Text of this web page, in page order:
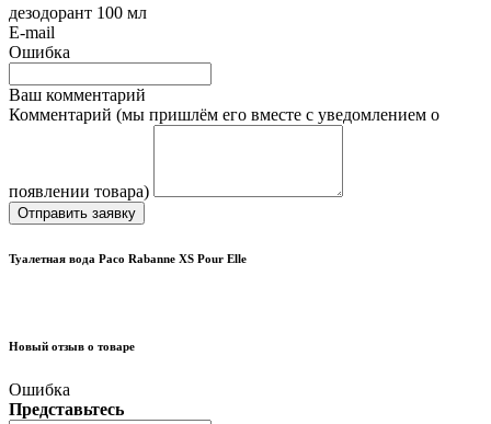
дезодорант 100 мл
E-mail
Ошибка
Ваш комментарий
Комментарий (мы пришлём его вместе с уведомлением о
появлении товара)
Отправить заявку
Туалетная вода Paco Rabanne XS Pour Elle
Новый отзыв о товаре
Ошибка
Представьтесь